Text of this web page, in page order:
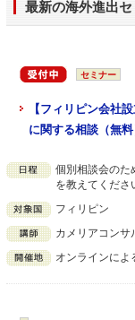
最新の海外進出
セミナー
【フィリピン会社
に関する相談（無料
個別相談会のた
を教えてくださ
フィリピン
カメリアコン
オンラインによ